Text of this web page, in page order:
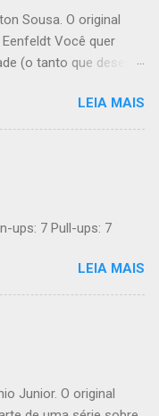
Sousa. O original
Você quer
(o tanto que desejar)
mas LCHF (low
muita
tem sido usado há
funciona. Não é
bizarras, nem
dada aqui é 100%
LCHF indica que
e uma
até estar satisfeito -
LEIA MAIS
ups: 7 Pull-ups: 7
LEIA MAIS
Junior. O original